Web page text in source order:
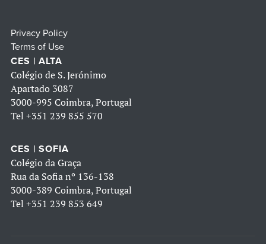
Privacy Policy
Terms of Use
CES | ALTA
Colégio de S. Jerónimo
Apartado 3087
3000-995 Coimbra, Portugal
Tel +351 239 855 570
CES | SOFIA
Colégio da Graça
Rua da Sofia nº 136-138
3000-389 Coimbra, Portugal
Tel +351 239 853 649